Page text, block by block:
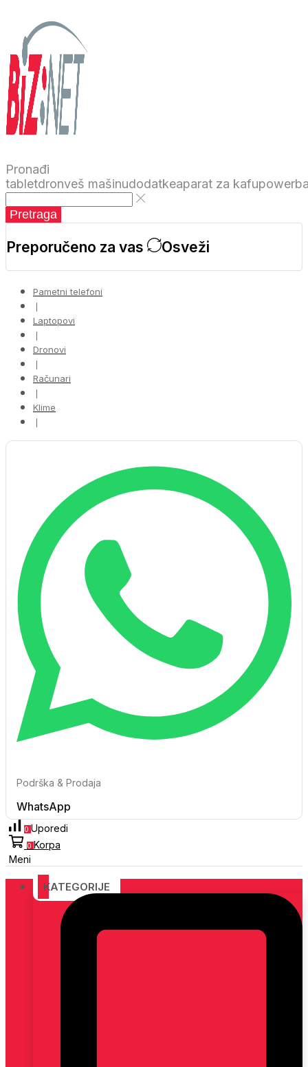
Pronađi
tabletdronveš mašinudodatkeaparat za kafu
Pretraga
Preporučeno za vas Osveži
Pametni telefoni
❘
Laptopovi
❘
Dronovi
❘
Računari
❘
Klime
❘
Podrška & Prodaja
WhatsApp
0 Uporedi
0 Korpa
Meni
KATEGORIJE